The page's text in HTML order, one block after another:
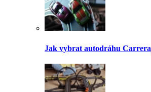
Jak vybrat autodráhu Carrera